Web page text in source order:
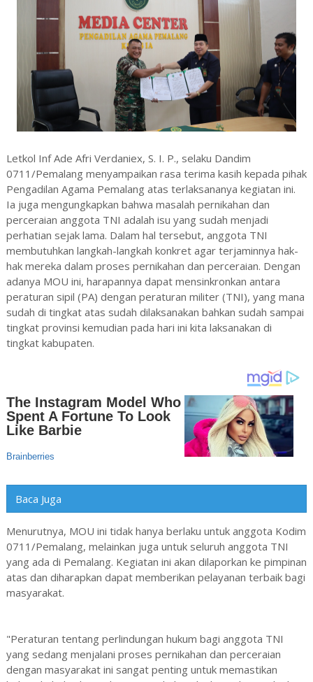
Letkol Inf Ade Afri Verdaniex, S. I. P., selaku Dandim
0711/Pemalang menyampaikan rasa terima kasih kepada pihak
Pengadilan Agama Pemalang atas terlaksananya kegiatan ini.
Ia juga mengungkapkan bahwa masalah pernikahan dan
perceraian anggota TNI adalah isu yang sudah menjadi
perhatian sejak lama. Dalam hal tersebut, anggota TNI
membutuhkan langkah-langkah konkret agar terjaminnya hak-
hak mereka dalam proses pernikahan dan perceraian. Dengan
adanya MOU ini, harapannya dapat mensinkronkan antara
peraturan sipil (PA) dengan peraturan militer (TNI), yang mana
sudah di tingkat atas sudah dilaksanakan bahkan sudah sampai
tingkat provinsi kemudian pada hari ini kita laksanakan di
tingkat kabupaten.
Baca Juga
Menurutnya, MOU ini tidak hanya berlaku untuk anggota Kodim
0711/Pemalang, melainkan juga untuk seluruh anggota TNI
yang ada di Pemalang. Kegiatan ini akan dilaporkan ke pimpinan
atas dan diharapkan dapat memberikan pelayanan terbaik bagi
masyarakat.
"Peraturan tentang perlindungan hukum bagi anggota TNI
yang sedang menjalani proses pernikahan dan perceraian
dengan masyarakat ini sangat penting untuk memastikan